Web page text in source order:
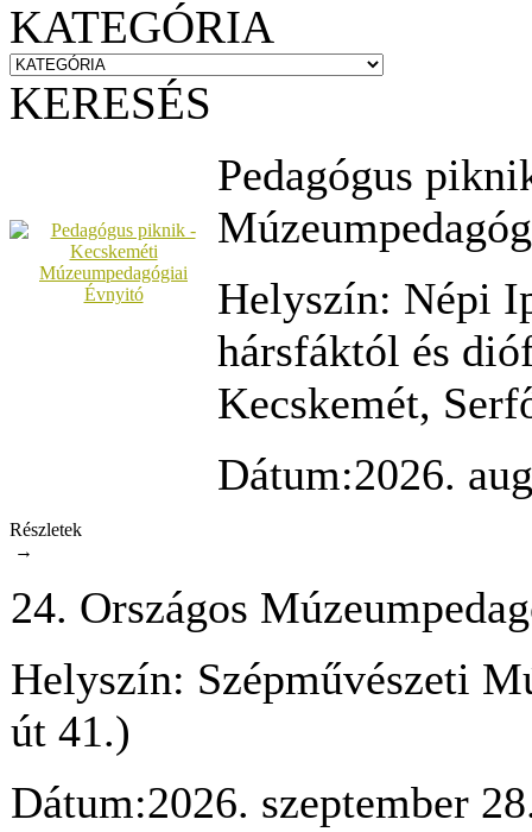
KATEGÓRIA
KERESÉS
Pedagógus
Helyszín: Népi
hársfáktól és
Kecskemét,
Dátum:2026.
Részletek
→
24. Országos
Helyszín: Szépművészeti
út 41.)
Dátum:2026. szeptember